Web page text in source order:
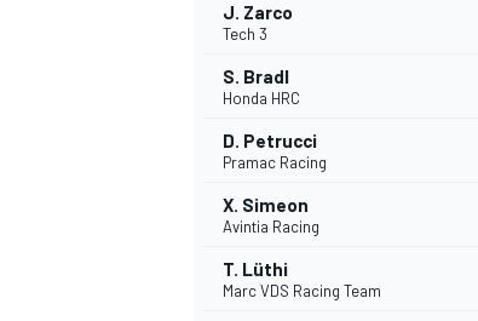
J. Zarco
Tech 3
S. Bradl
Honda HRC
D. Petrucci
Pramac Racing
X. Simeon
Avintia Racing
T. Lüthi
Marc VDS Racing Team